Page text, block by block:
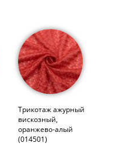
Трикотаж ажурный
вискозный,
оранжево-алый
(014501)